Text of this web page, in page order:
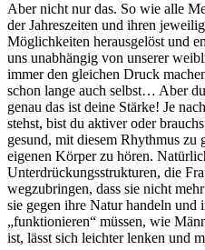
Aber nicht nur das. So wie alle
der Jahreszeiten und ihren
Möglichkeiten herausgelöst und
uns unabhängig von unserer
immer den gleichen Druck
schon lange auch selbst… Aber
genau das ist deine Stärke! Je
stehst, bist du aktiver oder
gesund, mit diesem Rhythmus zu
eigenen Körper zu hören.
Unterdrückungsstrukturen, die
wegzubringen, dass sie nicht
sie gegen ihre Natur handeln und
„funktionieren“ müssen, wie
ist, lässt sich leichter lenken und